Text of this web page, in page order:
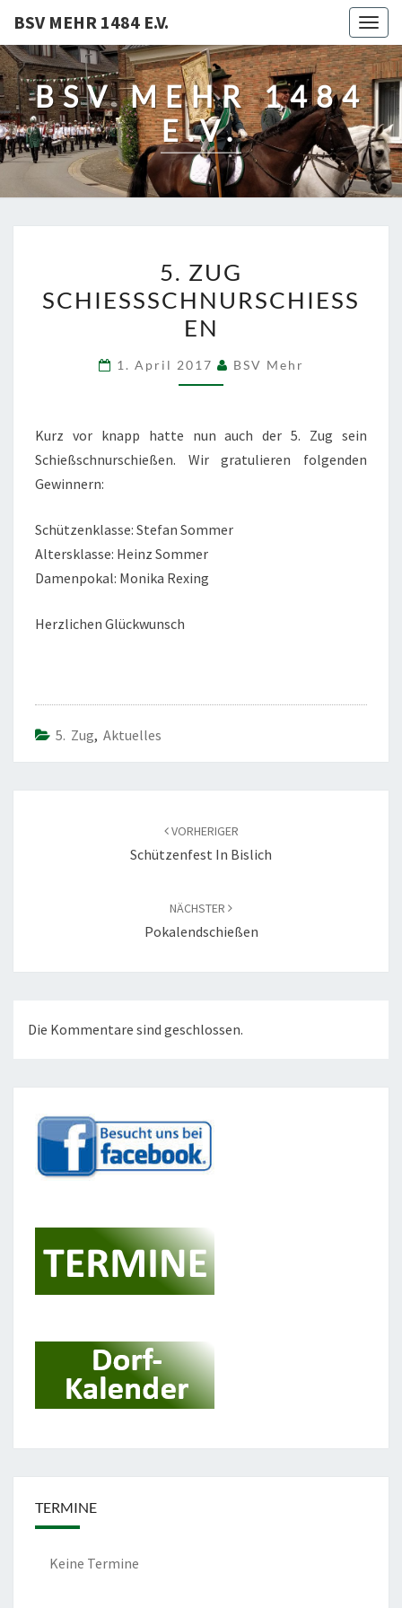
BSV MEHR 1484 E.V.
BSV MEHR 1484
E.V.
ZUG
SCHIESSSCHNURSCHIESSEN
5. ZUG
SCHIESSSCHNURSCHIESSEN
1. April 2017 BSV Mehr
Kurz vor knapp hatte nun auch der 5. Zug sein
Schießschnurschießen. Wir gratulieren folgenden
Gewinnern:
Schützenklasse: Stefan Sommer
Altersklasse: Heinz Sommer
Damenpokal: Monika Rexing
Herzlichen Glückwunsch
5. Zug, Aktuelles
VORHERIGER
Schützenfest In Bislich
NÄCHSTER
Pokalendschießen
Die Kommentare sind geschlossen.
TERMINE
Keine Termine